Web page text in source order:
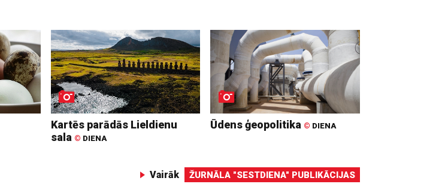
Kartēs parādās Lieldienu
sala © DIENA
Ūdens ģeopolitika © DIENA
Vairāk ŽURNĀLA "SESTDIENA" PUBLIKĀCIJAS